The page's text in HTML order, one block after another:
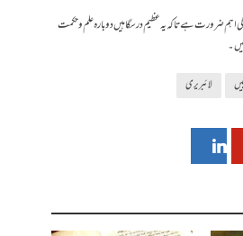
اہم ضرورت ہے تاکہ یہ عظیم درسگاہیں دوبارہ علم و حکمت
لائبریری